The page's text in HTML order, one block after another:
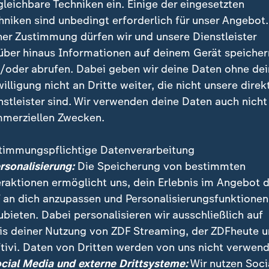
Bewegung des menschlichen Körpers, auch in
diese Treppe als einen sozialen
sehen andere - und sich selbst.
der in China schon längst zu den ganz Großen
das erste Projekt dieser Art in Europa. "Ich
Projekt verbunden", bekennt Yansong.
Techniken ein. Einige der eingesetzten
sind unbedingt erforderlich für unser
Zustimmung dürfen wir und unsere Dienstleister
hinaus Informationen auf deinem Gerät
oder abrufen. Dabei geben wir deine Daten ohne
nicht an Dritte weiter, die nicht unsere
sind. Wir verwenden deine Daten auch nicht
Zwecken.
Datenverarbeitung
Die Speicherung von bestimmten
ermöglicht uns, dein Erlebnis im Angebot
an dich anzupassen und Personalisierungsfunktionen
Dabei personalisieren wir ausschließlich auf
deiner Nutzung von ZDF Streaming, der ZDFheute
Daten von Dritten werden von uns nicht
Media und externe Drittsysteme:Wir nutzen